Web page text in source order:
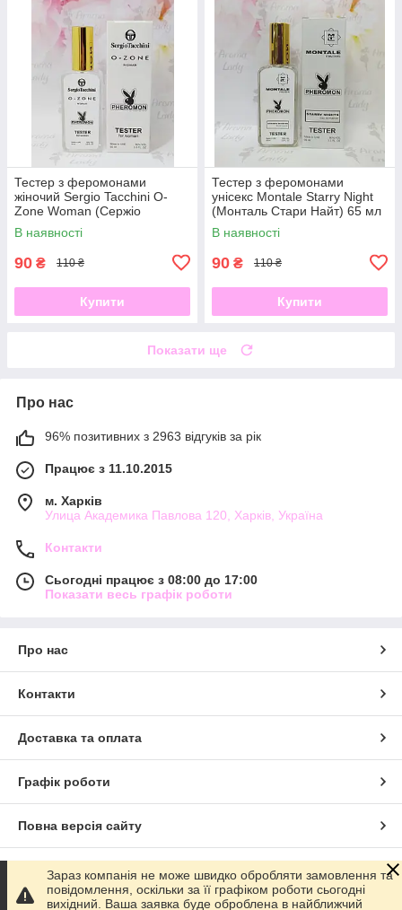
Тестер з феромонами
жіночий Sergio Tacchini O-
Zone Woman (Сержіо
Таччини Озон Вумен) 65 мл
В наявності
90 ₴ 110 ₴
Купити
Тестер з феромонами
унісекс Montale Starry Night
(Монталь Стари Найт) 65 мл
В наявності
90 ₴ 110 ₴
Купити
Показати ще
Про нас
96% позитивних з 2963 відгуків за рік
Працює з 11.10.2015
м. Харків
Улица Академика Павлова 120, Харків, Україна
Контакти
Сьогодні працює з 08:00 до 17:00
Показати весь графік роботи
Про нас
Контакти
Доставка та оплата
Графік роботи
Повна версія сайту
Сайт створено на маркетплейсі Prom.ua
Зараз компанія не може швидко обробляти замовлення та
повідомлення, оскільки за її графіком роботи сьогодні
вихідний. Ваша заявка буде оброблена в найближчий